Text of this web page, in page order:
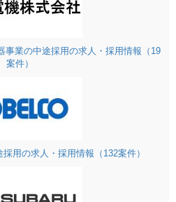
業の中途採用の求人・採用情報（19
案件）
用の求人・採用情報（132案件）